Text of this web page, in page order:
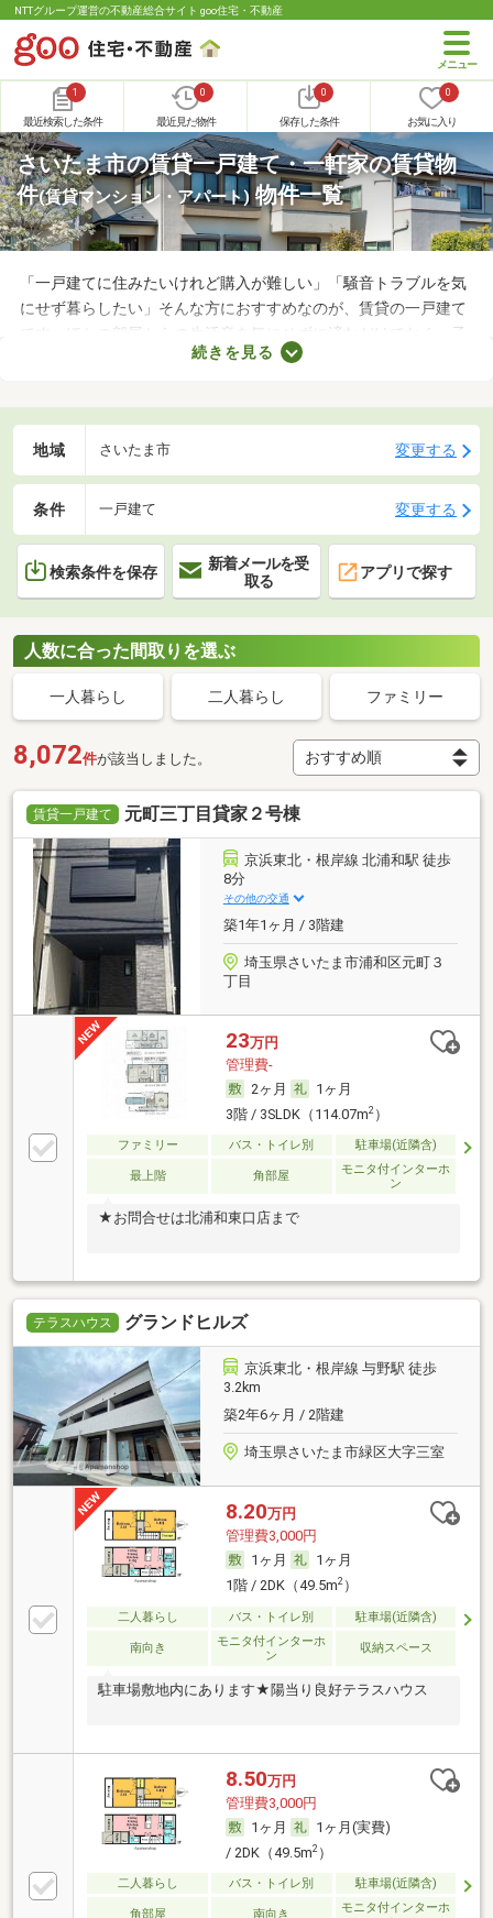
NTTグループ運営の不動産総合サイト goo住宅・不動産
1
最近検索した条件
0
最近見た物件
0
保存した条件
0
お気に入り
さいたま市の賃貸一戸建て・一軒家の賃貸物
件(賃貸マンション・アパート) 物件一覧
「一戸建てに住みたいけれど購入が難しい」「騒音トラブルを気
にせず暮らしたい」そんな方におすすめなのが、賃貸の一戸建て
です。ほかの部屋からの生活音を気にせずに済むだけでなく、子
どもの足音に気を遣わずに済む点も戸建ての魅力。生活音のトラ
します。
続きを見る
地域 さいたま市 変更する
条件 一戸建て 変更する
検索条件を保存
新着メールを受
取る
アプリで探す
人数に合った間取りを選ぶ
一人暮らし 二人暮らし ファミリー
8,072件が該当しました。
賃貸一戸建て 元町三丁目貸家２号棟
京浜東北・根岸線 北浦和駅 徒歩
8分
その他の交通
築1年1ヶ月 / 3階建
埼玉県さいたま市浦和区元町３
丁目
23万円
管理費-
2ヶ月
1ヶ月
3階 / 3SLDK（114.07m2）
ファミリー バス・トイレ別 駐車場(近隣含)
最上階 角部屋
モニタ付インターホ
ン
★お問合せは北浦和東口店まで
テラスハウス グランドヒルズ
京浜東北・根岸線 与野駅 徒歩
3.2km
築2年6ヶ月 / 2階建
埼玉県さいたま市緑区大字三室
8.20万円
管理費3,000円
1ヶ月
1ヶ月
1階 / 2DK（49.5m2）
二人暮らし バス・トイレ別 駐車場(近隣含)
南向き
モニタ付インターホ
ン
収納スペース
駐車場敷地内にあります★陽当り良好テラスハウス
8.50万円
管理費3,000円
1ヶ月
1ヶ月(実費)
/ 2DK（49.5m2）
二人暮らし バス・トイレ別 駐車場(近隣含)
角部屋 南向き
モニタ付インターホ